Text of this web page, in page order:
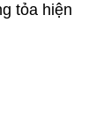
tỏa hiện